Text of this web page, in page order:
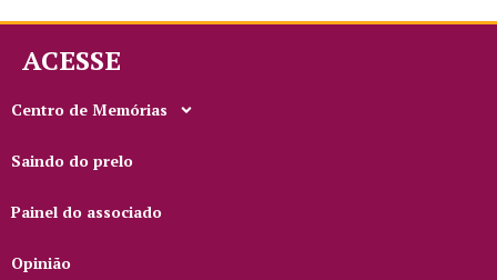
ACESSE
Centro de Memórias
Saindo do prelo
Painel do associado
Opinião